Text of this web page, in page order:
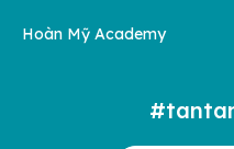
Hoàn Mỹ Academy